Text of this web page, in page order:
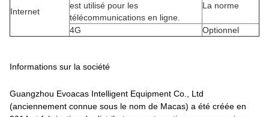
Internet
est utilisé pour les
télécommunications en ligne.
La norme
4G Optionnel
Informations sur la société
Guangzhou Evoacas Intelligent Equipment Co., Ltd
(anciennement connue sous le nom de Macas) a été créée en